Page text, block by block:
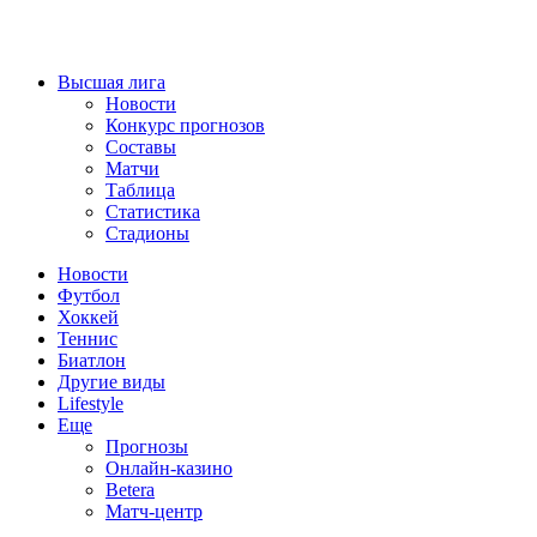
Высшая лига
Новости
Конкурс прогнозов
Составы
Матчи
Таблица
Статистика
Стадионы
Новости
Футбол
Хоккей
Теннис
Биатлон
Другие виды
Lifestyle
Еще
Прогнозы
Онлайн-казино
Betera
Матч-центр